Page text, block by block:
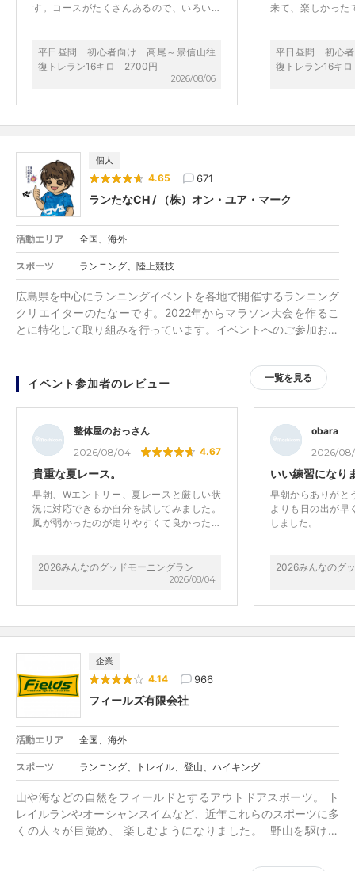
す。コースがたくさんあるので、いろいろ
した。すごくオススメのイベントです！
平日昼間 初心者向け 高尾～景信山往
復トレラン16キロ 2700円
2026/08/06
来て、楽しかった
平日昼間 初心
復トレラン16キ
個人
4.65 671
ランたなCH / （株）オン・ユア・マーク
活動エリア 全国、海外
スポーツ ランニング、陸上競技
広島県を中心にランニングイベントを各地で開催するランニング
クリエイターのたなーです。2022年からマラソン大会を作るこ
とに特化して取り組みを行っています。イベントへのご参加お待
イベント参加者のレビュー 一覧を見る
整体屋のおっさん
2026/08/04
4.67
貴重な夏レース。
早朝、Wエントリー、夏レースと厳しい状
況に対応できるか自分を試してみました。
風が弱かったのが走りやすくて良かったで
た。 気持ち良く走れました。
2026みんなのグッドモーニングラン
2026/08/04
obara
2026/
いい練習になり
早朝からありがと
よりも日の出が早
しました。
2026みんなのグ
企業
4.14 966
フィールズ有限会社
活動エリア 全国、海外
スポーツ ランニング、トレイル、登山、ハイキング
山や海などの自然をフィールドとするアウトドアスポーツ。 ト
レイルランやオーシャンスイムなど、近年これらのスポーツに多
くの人々が目覚め、 楽しむようになりました。 野山を駆け巡
由に楽しむスポーツ。 競技として順位や記録を目指す人、他人